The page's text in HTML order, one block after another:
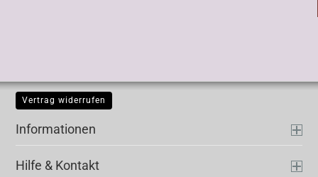
Vertrag widerrufen
Informationen
Hilfe & Kontakt